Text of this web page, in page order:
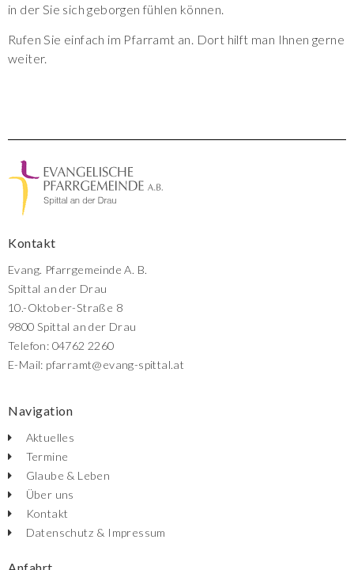
in der Sie sich geborgen fühlen können.
Rufen Sie einfach im Pfarramt an. Dort hilft man Ihnen gerne
weiter.
Kontakt
Evang. Pfarrgemeinde A. B.
Spittal an der Drau
10.-Oktober-Straße 8
9800 Spittal an der Drau
Telefon: 04762 2260
E-Mail: pfarramt@evang-spittal.at
Navigation
Aktuelles
Termine
Glaube & Leben
Über uns
Kontakt
Datenschutz & Impressum